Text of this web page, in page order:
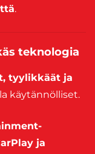
.
teknologia
tyylikkäät ja
käytännölliset.
ja